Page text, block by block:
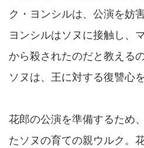
ク・ヨンシルは、公演を妨
ヨンシルはソヌに接触し、
から殺されたのだと教える
ソヌは、王に対する復讐心
花郎の公演を準備するため
たソヌの育ての親ウルク。